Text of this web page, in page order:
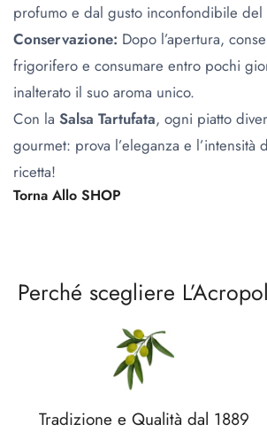
profumo e dal gusto inconfondibile del
Conservazione: Dopo l’apertura,
frigorifero e consumare entro pochi
inalterato il suo aroma unico.
Con la Salsa Tartufata, ogni piatto
gourmet: prova l’eleganza e l’intensità
ricetta!
Torna Allo SHOP
Perché scegliere
Tradizione e Qualità dal 1889